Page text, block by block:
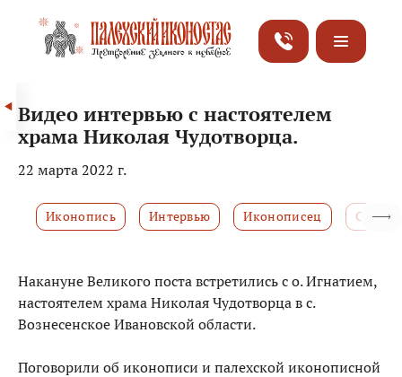
Видео интервью с настоятелем
храма Николая Чудотворца.
22 марта 2022 г.
Иконопись Интервью Иконописец
Накануне Великого поста встретились с о. Игнатием,
настоятелем храма Николая Чудотворца в с.
Вознесенское Ивановской области.
Поговорили об иконописи и палехской иконописной